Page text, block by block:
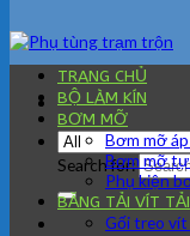
Search for:
TRANG CHỦ
BỘ LÀM KÍN
BƠM MỠ
Bơm mỡ
Bơm mỡ
Phụ kiện
BĂNG TẢI VÍT TẢI
Gối treo